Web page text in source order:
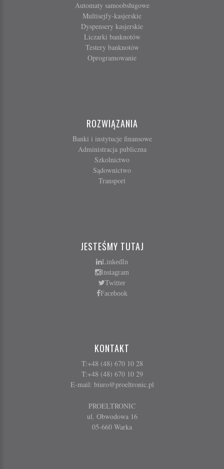
Automaty samoobsługowe
Multisejfy-kasjerskie
Dyspensery kasjerskie
Liczarki banknotów
Testery banknotów
Oprogramowanie
ROZWIĄZANIA
Banki i instytucje finansowe
Administracja publiczna
Szkolnictwo
Sądownictwo
Transport
JESTEŚMY TUTAJ
LinkedIn
Instagram
Twitter
Facebook
KONTAKT
T:+48 (48) 670 10 28
T:+48 (48) 670 10 29
E-mail: biuro@proeltronic.pl
PROELTRONIC
ul. Obwodowa 16
05-660 Warka